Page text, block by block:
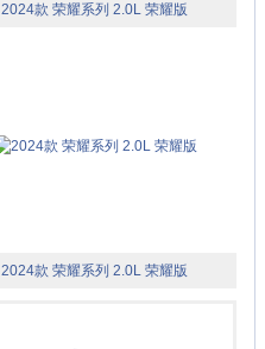
2024款 荣耀系列 2.0L 荣耀版
2024款 荣耀系列 2.0L 荣耀版